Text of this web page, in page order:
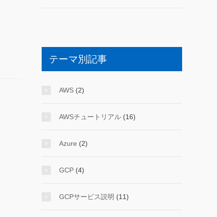
テーマ別記事
AWS (2)
AWSチュートリアル (16)
Azure (2)
GCP (4)
GCPサービス説明 (11)